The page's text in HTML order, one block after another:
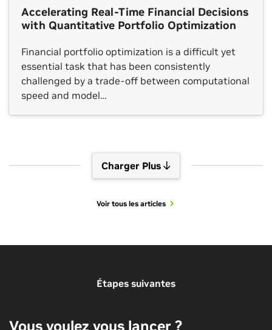
Accelerating Real-Time Financial Decisions
with Quantitative Portfolio Optimization
Financial portfolio optimization is a difficult yet
essential task that has been consistently
challenged by a trade-off between computational
speed and model…
Charger Plus
Voir tous les articles
Étapes suivantes
Vous voulez vous lancer ?